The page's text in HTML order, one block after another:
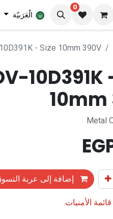
0
الْعَرَبيّة
- Size 10mm 390V
10D391K
10mm
Metal
إضافة إلى عربة
الأمنيات